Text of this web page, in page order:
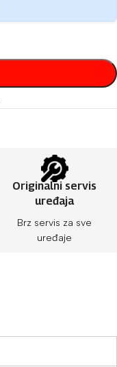
Originalni servis
uređaja
Brz servis za sve
uređaje